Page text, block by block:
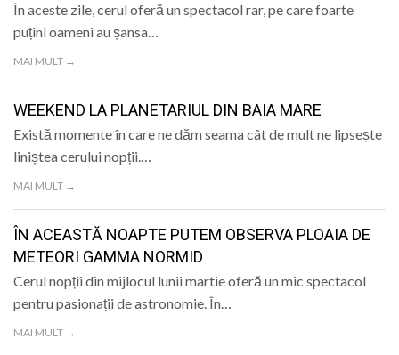
În aceste zile, cerul oferă un spectacol rar, pe care foarte
puțini oameni au șansa…
MAI MULT →
WEEKEND LA PLANETARIUL DIN BAIA MARE
Există momente în care ne dăm seama cât de mult ne lipsește
liniștea cerului nopții.…
MAI MULT →
ÎN ACEASTĂ NOAPTE PUTEM OBSERVA PLOAIA DE
METEORI GAMMA NORMID
Cerul nopții din mijlocul lunii martie oferă un mic spectacol
pentru pasionații de astronomie. În…
MAI MULT →